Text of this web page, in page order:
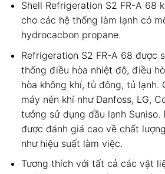
Shell Refrigeration S2 FR-A 68
cho các hệ thống làm lạnh có
hydrocacbon propane.
Refrigeration S2 FR-A 68 được
thống điều hòa nhiệt độ, điều
hòa không khí, tủ đông, tủ lạnh.
máy nén khí như Danfoss, LG,
tưởng sử dụng dầu lạnh Suniso.
được đánh giá cao về chất
như hiệu suất làm việc.
Tương thích với tất cả các vật